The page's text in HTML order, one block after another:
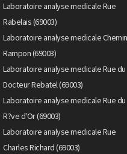
Laboratoire analyse medicale Rue
Rabelais (69003)
Laboratoire analyse medicale Chemin
Rampon (69003)
Laboratoire analyse medicale Rue du
Docteur Rebatel (69003)
Laboratoire analyse medicale Rue du
R?ve d'Or (69003)
Laboratoire analyse medicale Rue
Charles Richard (69003)